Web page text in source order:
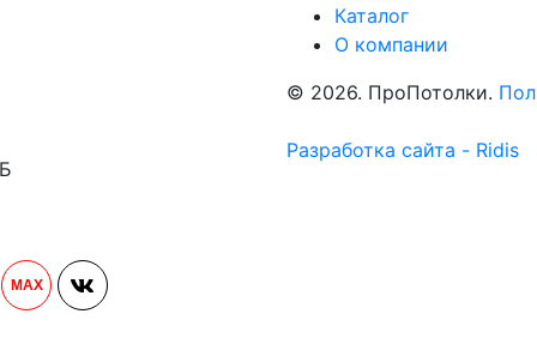
MAX
Каталог
О компании
© 2026. ПроПотолки.
Разработка сайта - Ridis